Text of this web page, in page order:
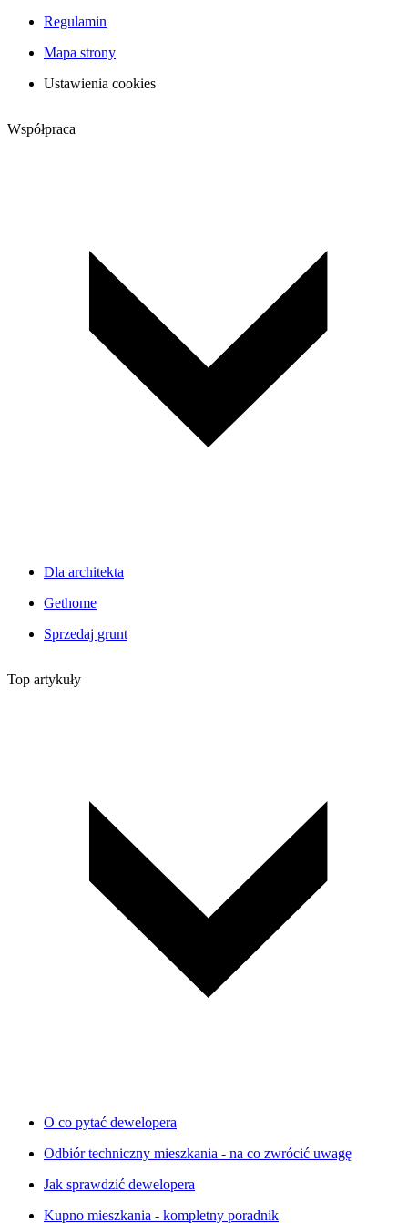
Regulamin
Mapa strony
Ustawienia cookies
Współpraca
Dla architekta
Gethome
Sprzedaj grunt
Top artykuły
O co pytać dewelopera
Odbiór techniczny mieszkania - na co zwrócić uwagę
Jak sprawdzić dewelopera
Kupno mieszkania - kompletny poradnik